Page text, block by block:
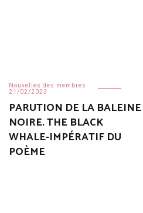
Nouvelles des membres
21/02/2023
PARUTION DE LA BALEINE
NOIRE. THE BLACK
WHALE-IMPÉRATIF DU
POÈME